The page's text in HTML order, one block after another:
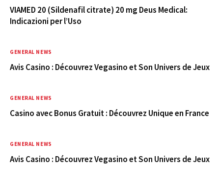
VIAMED 20 (Sildenafil citrate) 20 mg Deus Medical:
Indicazioni per l’Uso
GENERAL NEWS
Avis Casino : Découvrez Vegasino et Son Univers de Jeux
GENERAL NEWS
Casino avec Bonus Gratuit : Découvrez Unique en France
GENERAL NEWS
Avis Casino : Découvrez Vegasino et Son Univers de Jeux